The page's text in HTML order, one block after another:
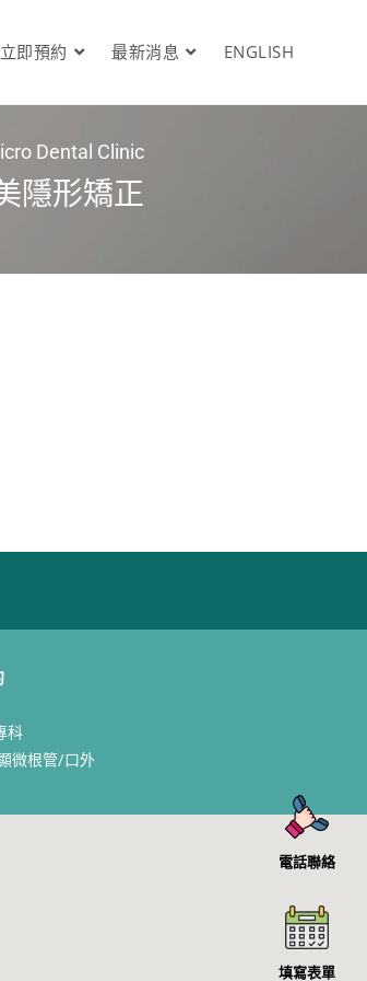
立即預約 最新消息 ENGLISH
Dental Clinic
隱形矯正
科
微根管/口外
電話聯絡
填寫表單